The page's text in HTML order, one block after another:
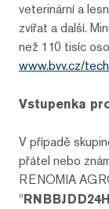
veterinární a
zvířat a další.
než 110 tisíc
www.bvv.cz/
Vstupenka
V případě
přátel nebo
RENOMIA
"RNBBJDD24H